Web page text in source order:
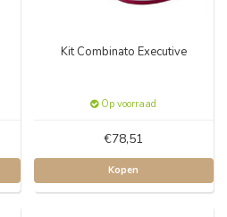
Kit Combinato Executive
Op voorraad
€78,51
Kopen